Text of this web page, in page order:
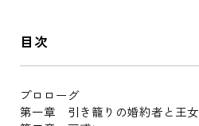
目次
プロローグ
第一章 引き籠りの婚約者と王女